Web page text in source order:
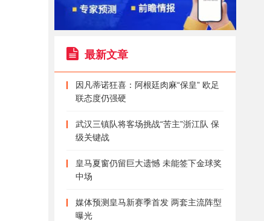
最新文章
因凡蒂诺狂喜：阿根廷肉麻“保皇” 欧足
联态度仍强硬
武汉三镇队将客场挑战“苦主”浙江队 保
级关键战
皇马夏窗仍留巨大遗憾 未能签下金球奖
中场
媒体预测皇马新赛季首发 两套主流阵型
曝光